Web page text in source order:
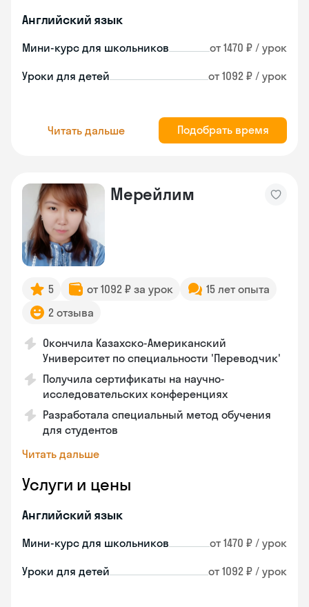
Английский язык
Мини-курс для школьников от 1470 ₽ / урок
Уроки для детей от 1092 ₽ / урок
Читать дальше Подобрать время
Мерейлим
5 от 1092 ₽ за урок
15 лет опыта
2 отзыва
Окончила Казахско-Американский
Университет по специальности 'Переводчик'
Получила сертификаты на научно-
исследовательских конференциях
Разработала специальный метод обучения
для студентов
Читать дальше
Услуги и цены
Английский язык
Мини-курс для школьников от 1470 ₽ / урок
Уроки для детей от 1092 ₽ / урок